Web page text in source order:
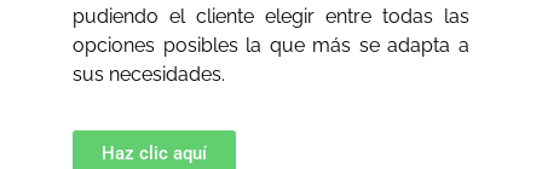
pudiendo el cliente elegir entre todas las
opciones posibles la que más se adapta a
sus necesidades.
Haz clic aquí